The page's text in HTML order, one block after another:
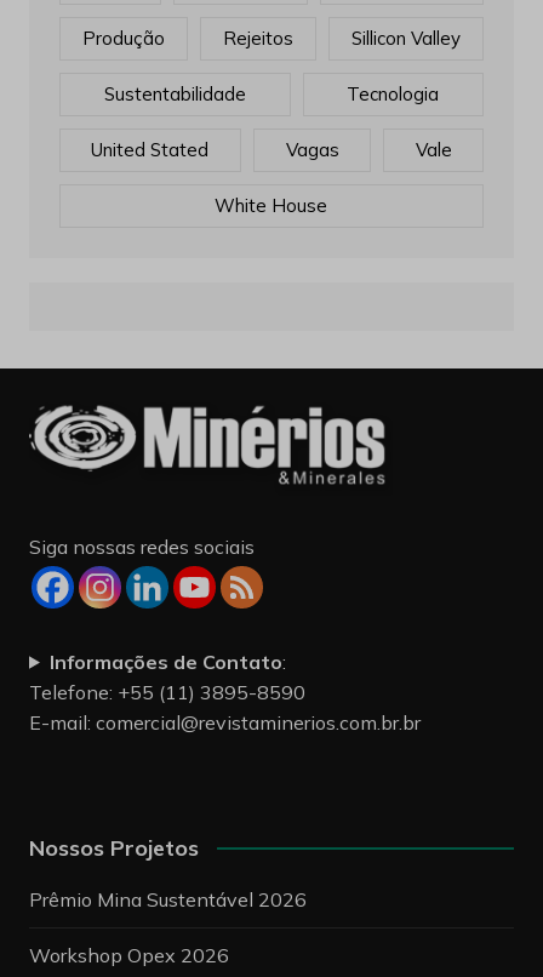
Produção Rejeitos Sillicon Valley
Sustentabilidade Tecnologia
United Stated Vagas Vale
White House
Siga nossas redes sociais
Informações de Contato:
Telefone: +55 (11) 3895-8590
E-mail: comercial@revistaminerios.com.br.br
Nossos Projetos
Prêmio Mina Sustentável 2026
Workshop Opex 2026